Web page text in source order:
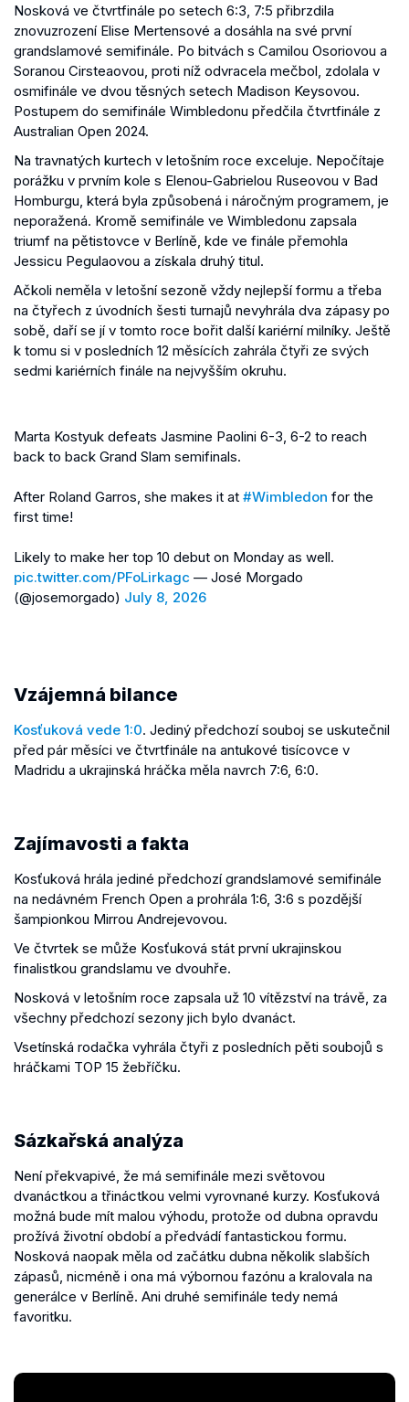
Nosková ve čtvrtfinále po setech 6:3, 7:5 přibrzdila
znovuzrození Elise Mertensové a dosáhla na své první
grandslamové semifinále. Po bitvách s Camilou Osoriovou a
Soranou Cirsteaovou, proti níž odvracela mečbol, zdolala v
osmifinále ve dvou těsných setech Madison Keysovou.
Postupem do semifinále Wimbledonu předčila čtvrtfinále z
Australian Open 2024.
Na travnatých kurtech v letošním roce exceluje. Nepočítaje
porážku v prvním kole s Elenou-Gabrielou Ruseovou v Bad
Homburgu, která byla způsobená i náročným programem, je
neporažená. Kromě semifinále ve Wimbledonu zapsala
triumf na pětistovce v Berlíně, kde ve finále přemohla
Jessicu Pegulaovou a získala druhý titul.
Ačkoli neměla v letošní sezoně vždy nejlepší formu a třeba
na čtyřech z úvodních šesti turnajů nevyhrála dva zápasy po
sobě, daří se jí v tomto roce bořit další kariérní milníky. Ještě
k tomu si v posledních 12 měsících zahrála čtyři ze svých
sedmi kariérních finále na nejvyšším okruhu.
Marta Kostyuk defeats Jasmine Paolini 6-3, 6-2 to reach
back to back Grand Slam semifinals.
After Roland Garros, she makes it at #Wimbledon for the
first time!
Likely to make her top 10 debut on Monday as well.
pic.twitter.com/PFoLirkagc — José Morgado
(@josemorgado) July 8, 2026
Vzájemná bilance
Kosťuková vede 1:0. Jediný předchozí souboj se uskutečnil
před pár měsíci ve čtvrtfinále na antukové tisícovce v
Madridu a ukrajinská hráčka měla navrch 7:6, 6:0.
Zajímavosti a fakta
Kosťuková hrála jediné předchozí grandslamové semifinále
na nedávném French Open a prohrála 1:6, 3:6 s pozdější
šampionkou Mirrou Andrejevovou.
Ve čtvrtek se může Kosťuková stát první ukrajinskou
finalistkou grandslamu ve dvouhře.
Nosková v letošním roce zapsala už 10 vítězství na trávě, za
všechny předchozí sezony jich bylo dvanáct.
Vsetínská rodačka vyhrála čtyři z posledních pěti soubojů s
hráčkami TOP 15 žebříčku.
Sázkařská analýza
Není překvapivé, že má semifinále mezi světovou
dvanáctkou a třináctkou velmi vyrovnané kurzy. Kosťuková
možná bude mít malou výhodu, protože od dubna opravdu
prožívá životní období a předvádí fantastickou formu.
Nosková naopak měla od začátku dubna několik slabších
zápasů, nicméně i ona má výbornou fazónu a kralovala na
generálce v Berlíně. Ani druhé semifinále tedy nemá
favoritku.